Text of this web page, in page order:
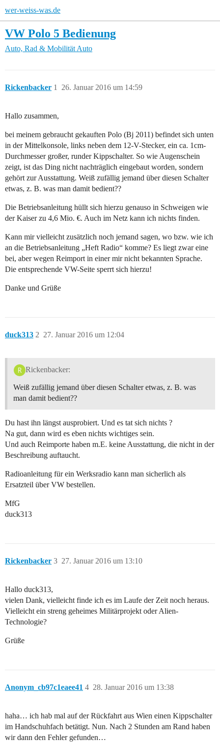
wer-weiss-was.de
VW Polo 5 Bedienung
Auto, Rad & Mobilität Auto
Rickenbacker 26. Januar 2016 um 14:59
1
Hallo zusammen,
bei meinem gebraucht gekauften Polo (Bj 2011) befindet sich unten
in der Mittelkonsole, links neben dem 12-V-Stecker, ein ca. 1cm-
Durchmesser großer, runder Kippschalter. So wie Augenschein
zeigt, ist das Ding nicht nachträglich eingebaut worden, sondern
gehört zur Ausstattung. Weiß zufällig jemand über diesen Schalter
etwas, z. B. was man damit bedient??
Die Betriebsanleitung hüllt sich hierzu genauso in Schweigen wie
der Kaiser zu 4,6 Mio. €. Auch im Netz kann ich nichts finden.
Kann mir vielleicht zusätzlich noch jemand sagen, wo bzw. wie ich
an die Betriebsanleitung „Heft Radio“ komme? Es liegt zwar eine
bei, aber wegen Reimport in einer mir nicht bekannten Sprache.
Die entsprechende VW-Seite sperrt sich hierzu!
Danke und Grüße
duck313 27. Januar 2016 um 12:04
2
Rickenbacker:
Weiß zufällig jemand über diesen Schalter etwas, z. B. was
man damit bedient??
Du hast ihn längst ausprobiert. Und es tat sich nichts ?
Na gut, dann wird es eben nichts wichtiges sein.
Und auch Reimporte haben m.E. keine Ausstattung, die nicht in der
Beschreibung auftaucht.
Radioanleitung für ein Werksradio kann man sicherlich als
Ersatzteil über VW bestellen.
MfG
duck313
Rickenbacker 27. Januar 2016 um 13:10
3
Hallo duck313,
vielen Dank, vielleicht finde ich es im Laufe der Zeit noch heraus.
Vielleicht ein streng geheimes Militärprojekt oder Alien-
Technologie?
Grüße
Anonym_cb97c1eaee41 28. Januar 2016 um 13:38
4
haha… ich hab mal auf der Rückfahrt aus Wien einen Kippschalter
im Handschuhfach betätigt. Nun. Nach 2 Stunden am Rand haben
wir dann den Fehler gefunden…